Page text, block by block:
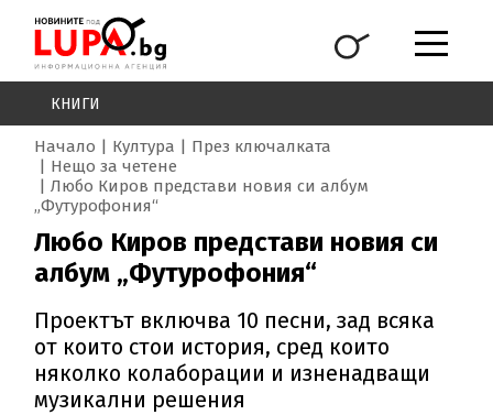
КНИГИ
Начало Култура
През ключалката
Нещо за четене
Любо Киров представи новия си албум
„Футурофония“
Любо Киров представи новия си
албум „Футурофония“
Проектът включва 10 песни, зад всяка
от които стои история, сред които
няколко колаборации и изненадващи
музикални решения